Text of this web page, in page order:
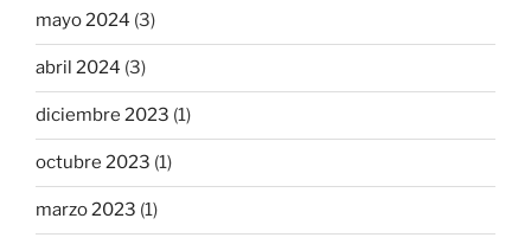
mayo 2024 (3)
abril 2024 (3)
diciembre 2023 (1)
octubre 2023 (1)
marzo 2023 (1)